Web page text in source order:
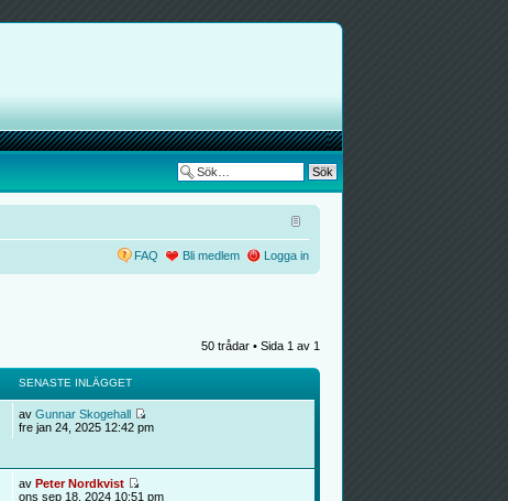
FAQ Bli medlem Logga in
50 trådar • Sida 1 av 1
SENASTE INLÄGGET
av Gunnar Skogehall
fre jan 24, 2025 12:42 pm
av Peter Nordkvist
ons sep 18, 2024 10:51 pm